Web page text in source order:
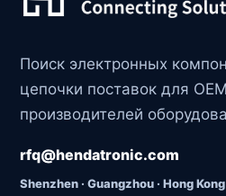
Поиск электронных
цепочки поставок для
производителей
rfq@hendatronic.com
Shenzhen · Guangzhou · Hong Kong